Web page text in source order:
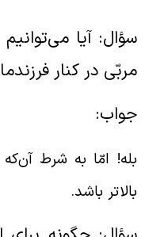
آیا می‌توانیم
در کنار
امّا به شرط آن‌که
باشد.